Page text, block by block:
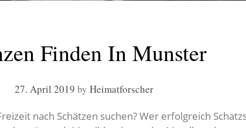
Finden In Munster
27. April 2019 by Heimatforscher
nach Schätzen suchen? Wer erfolgreich